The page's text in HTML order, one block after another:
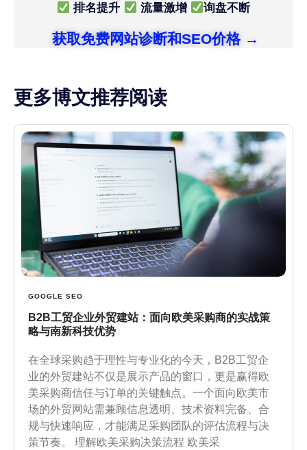
排名提升
流量激增 询盘不断
获取免费网站诊断和SEO价格 →
更多博文推荐阅读
GOOGLE SEO
B2B工贸企业外贸建站：面向欧美采购商的实战策
略与南新科技优势
在全球采购趋于理性与专业化的今天，B2B工贸企
业的外贸建站不仅是展示产品的窗口，更是赢得欧
美采购商信任与订单的关键触点。一个面向欧美市
场的外贸网站需兼顾信息透明、技术资料完备、合
规与快速响应，才能满足采购团队的评估流程与决
策节奏。 理解欧美采购决策流程 欧美采